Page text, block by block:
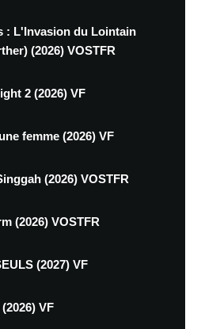
: L'Invasion du Lointain
(2026) VOSTFR
2 (2026) VF
femme (2026) VF
(2026) VOSTFR
(2026) VOSTFR
(2027) VF
VF